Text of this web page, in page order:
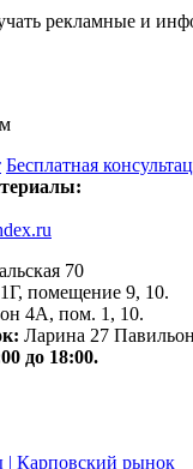
рекламные и
Бесплатная
70
помещение 9, 10.
4А, пом. 1, 10.
Ларина 27
до 18:00.